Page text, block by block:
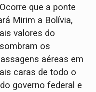
que a ponte
Mirim a Bolívia,
valores do
os
aéreas em
caras de todo o
governo federal e